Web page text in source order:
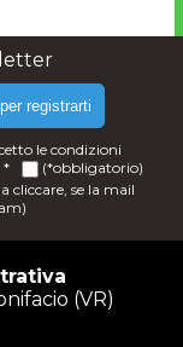
registrarti
le condizioni
*
(*obbligatorio)
cliccare, se la mail
(VR)